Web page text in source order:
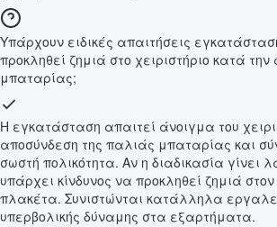
Υπάρχουν ειδικές απαιτήσεις
προκληθεί ζημιά στο χειριστήριο κατά
μπαταρίας;
Η εγκατάσταση απαιτεί άνοιγμα του
αποσύνδεση της παλιάς μπαταρίας και
σωστή πολικότητα. Αν η διαδικασία γίνει
υπάρχει κίνδυνος να προκληθεί ζημιά
πλακέτα. Συνιστώνται κατάλληλα
υπερβολικής δύναμης στα εξαρτήματα.